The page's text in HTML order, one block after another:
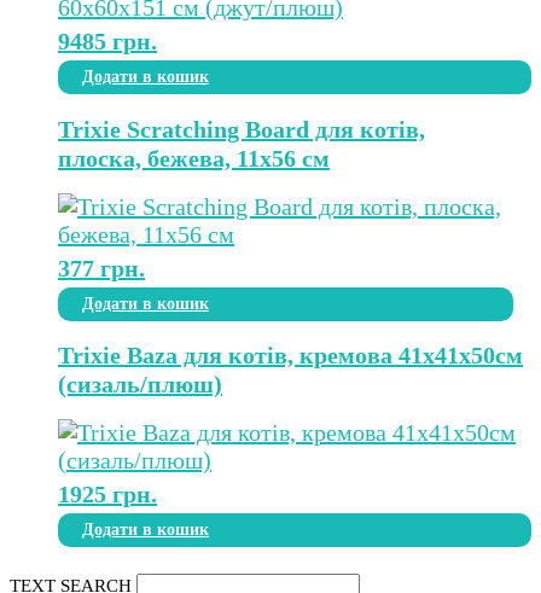
9485 грн.
Додати в кошик
Trixie Scratching Board для котів,
плоска, бежева, 11х56 см
377 грн.
Додати в кошик
Trixie Baza для котів, кремова 41х41х50см
(сизаль/плюш)
1925 грн.
Додати в кошик
TEXT SEARCH